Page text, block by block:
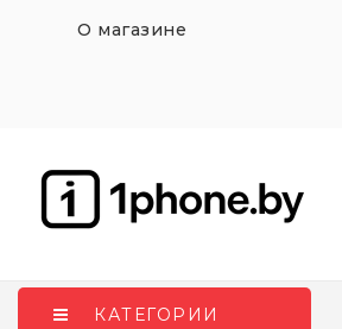
О магазине
КАТЕГОРИИ